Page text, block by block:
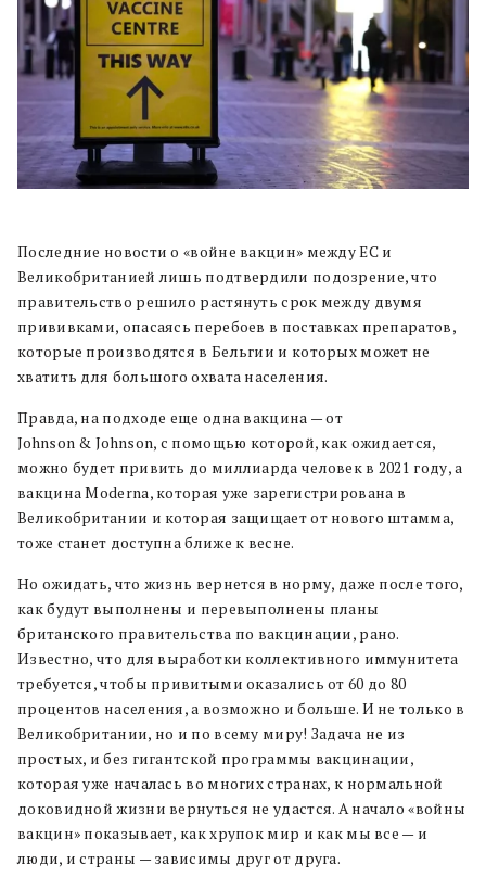
Последние новости о «войне вакцин» между ЕС и
Великобританией лишь подтвердили подозрение, что
правительство решило растянуть срок между двумя
прививками, опасаясь перебоев в поставках препаратов,
которые производятся в Бельгии и которых может не
хватить для большого охвата населения.
Правда, на подходе еще одна вакцина — от
Johnson & Johnson, с помощью которой, как ожидается,
можно будет привить до миллиарда человек в 2021 году, а
вакцина Moderna, которая уже зарегистрирована в
Великобритании и которая защищает от нового штамма,
тоже станет доступна ближе к весне.
Но ожидать, что жизнь вернется в норму, даже после того,
как будут выполнены и перевыполнены планы
британского правительства по вакцинации, рано.
Известно, что для выработки коллективного иммунитета
требуется, чтобы привитыми оказались от 60 до 80
процентов населения, а возможно и больше. И не только в
Великобритании, но и по всему миру! Задача не из
простых, и без гигантской программы вакцинации,
которая уже началась во многих странах, к нормальной
доковидной жизни вернуться не удастся. А начало «войны
вакцин» показывает, как хрупок мир и как мы все — и
люди, и страны — зависимы друг от друга.